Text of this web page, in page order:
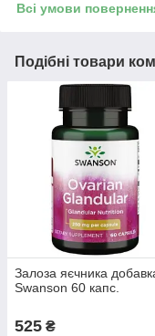
Всі умови
Подібні товари
Залоза яєчника
Swanson 60 капс.
525 ₴